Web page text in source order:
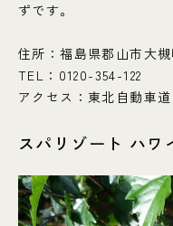
ずです。
住所：福島県郡山市大
TEL：0120-354-122
アクセス：東北自動車
スパリゾート ハワ